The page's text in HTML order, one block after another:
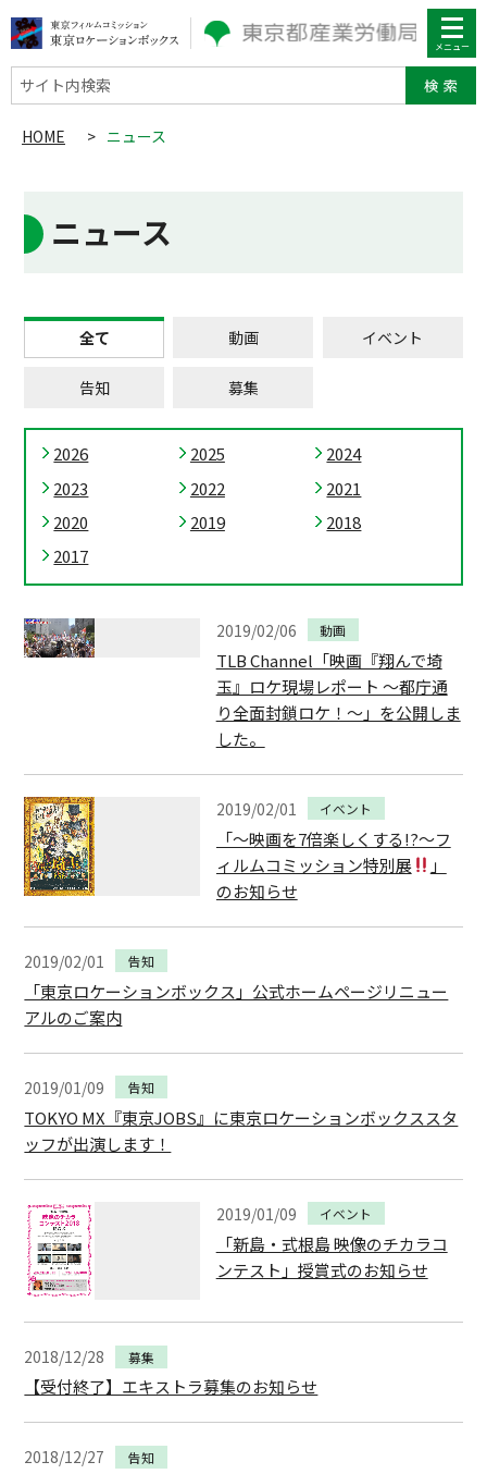
サイト内検索
HOME > ニュース
ニュース
全て 動画 イベント
告知 募集
2026 2025
2024
2023
2022
2021
2020
2019
2018
2017
2019/02/06 動画
TLB Channel「映画『翔んで埼
玉』ロケ現場レポート 〜都庁通
り全面封鎖ロケ！〜」を公開しま
した。
2019/02/01 イベント
「～映画を7倍楽しくする!?～フ
ィルムコミッション特別展
」
のお知らせ
2019/02/01 告知
「東京ロケーションボックス」公式ホームページリニュー
アルのご案内
2019/01/09 告知
TOKYO MX『東京JOBS』に東京ロケーションボックススタ
ッフが出演します！
2019/01/09 イベント
「新島・式根島 映像のチカラコ
ンテスト」授賞式のお知らせ
2018/12/28 募集
【受付終了】エキストラ募集のお知らせ
2018/12/27 告知